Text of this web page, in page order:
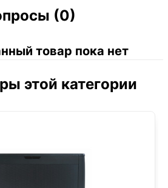
(0)
товар пока нет
этой категории